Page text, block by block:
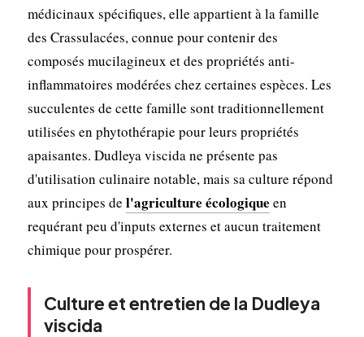
médicinaux spécifiques, elle appartient à la famille
des Crassulacées, connue pour contenir des
composés mucilagineux et des propriétés anti-
inflammatoires modérées chez certaines espèces. Les
succulentes de cette famille sont traditionnellement
utilisées en phytothérapie pour leurs propriétés
apaisantes. Dudleya viscida ne présente pas
d'utilisation culinaire notable, mais sa culture répond
aux principes de l'agriculture écologique en
requérant peu d'inputs externes et aucun traitement
chimique pour prospérer.
Culture et entretien de la Dudleya
viscida